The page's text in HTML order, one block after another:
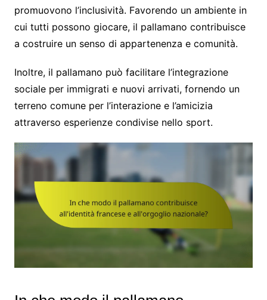
promuovono l’inclusività. Favorendo un ambiente in
cui tutti possono giocare, il pallamano contribuisce
a costruire un senso di appartenenza e comunità.
Inoltre, il pallamano può facilitare l’integrazione
sociale per immigrati e nuovi arrivati, fornendo un
terreno comune per l’interazione e l’amicizia
attraverso esperienze condivise nello sport.